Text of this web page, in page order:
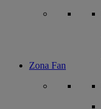
Zona Fan